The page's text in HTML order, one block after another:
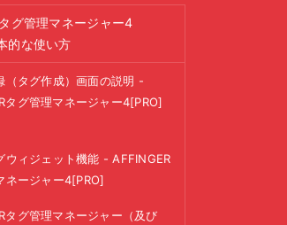
グ管理マネージャー4
的な使い方
（タグ作成）画面の説明 -
タグ管理マネージャー4[PRO]
ウィジェット機能 - AFFINGER
ネージャー4[PRO]
タグ管理マネージャー（及び